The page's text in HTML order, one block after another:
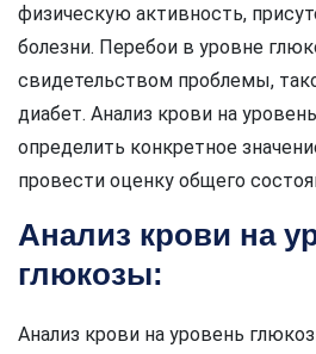
физическую активность,
болезни. Перебои в уровне
свидетельством проблемы,
диабет. Анализ крови на
определить конкретное
провести оценку общего
Анализ крови на
глюкозы:
Анализ крови на уровень